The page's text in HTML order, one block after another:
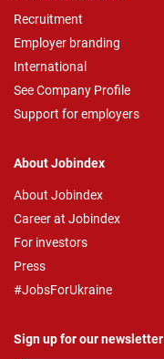
Recruitment
Employer branding
International
See Company Profile
Support for employers
About Jobindex
About Jobindex
Career at Jobindex
For investors
Press
#JobsForUkraine
Sign up for our newsletter